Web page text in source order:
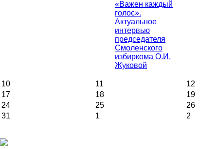
«Важен каждый
голос».
Актуальное
интервью
председателя
Смоленского
избиркома О.И.
Жуковой
10 11
12
17
18
19
24
25
26
31
1 2